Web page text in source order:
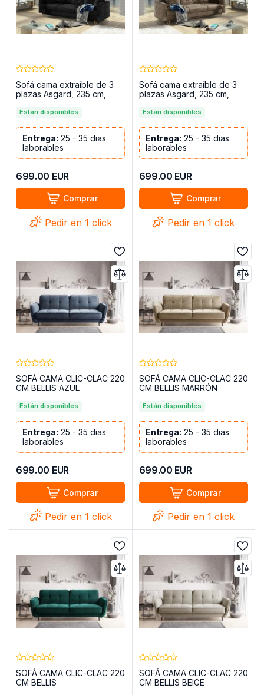
Sofá cama extraíble de 3
plazas Asgard, 235 cm,
Están disponibles
Entrega: 25 - 35 dias
laborables
699.00 EUR
Comprar
Pedir en 1 click
Sofá cama extraíble de 3
plazas Asgard, 235 cm,
Están disponibles
Entrega: 25 - 35 dias
laborables
699.00 EUR
Comprar
Pedir en 1 click
SOFÁ CAMA CLIC-CLAC 220
CM BELLIS AZUL
Están disponibles
Entrega: 25 - 35 dias
laborables
699.00 EUR
Comprar
Pedir en 1 click
SOFÁ CAMA CLIC-CLAC 220
CM BELLIS MARRÓN
Están disponibles
Entrega: 25 - 35 dias
laborables
699.00 EUR
Comprar
Pedir en 1 click
SOFÁ CAMA CLIC-CLAC 220
CM BELLIS
SOFÁ CAMA CLIC-CLAC 220
CM BELLIS BEIGE